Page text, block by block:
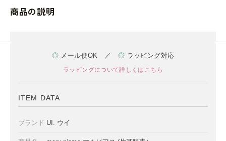
商品の説明
◎メール便OK ／ ◎ ラッピング対応
ラッピングについて詳しくはこちら
ITEM DATA
ブランド UI. ウイ